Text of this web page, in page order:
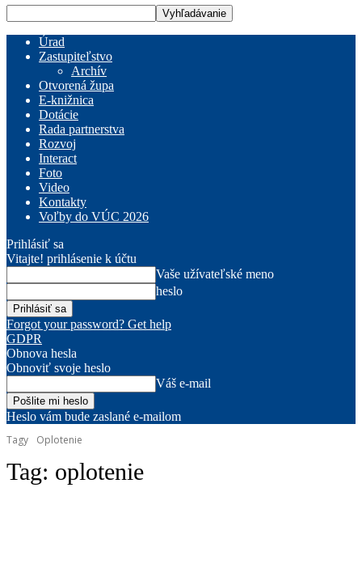
Úrad
Zastupiteľstvo
Archív
Otvorená župa
E-knižnica
Dotácie
Rada partnerstva
Rozvoj
Interact
Foto
Video
Kontakty
Voľby do VÚC 2026
Prihlásiť sa
Vitajte! prihlásenie k účtu
Vaše užívateľské meno
heslo
Forgot your password? Get help
GDPR
Obnova hesla
Obnoviť svoje heslo
Váš e-mail
Heslo vám bude zaslané e-mailom
Tagy
Oplotenie
Tag: oplotenie